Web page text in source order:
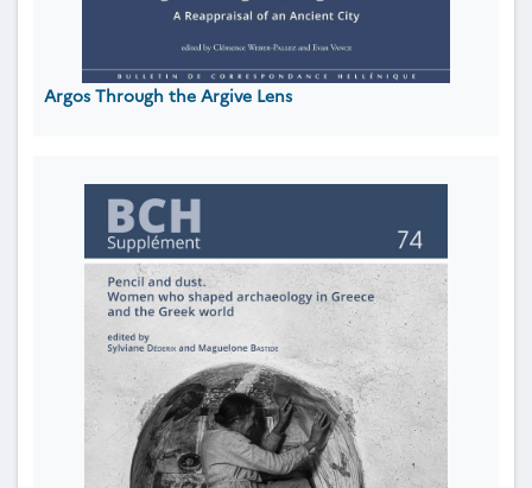
Argos Through the Argive Lens